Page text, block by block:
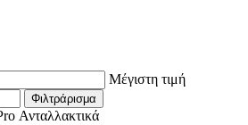
Μέγιστη τιμή
Φιλτράρισμα
Ανταλλακτικά